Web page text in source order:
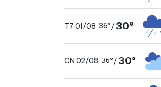
T7 01/08 36°/30°
CN 02/08 36°/30°